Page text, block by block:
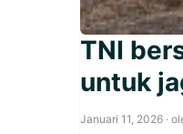
TNI
untuk
Januari 11, 2026 ·